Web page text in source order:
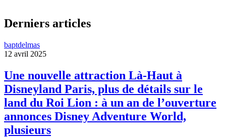
Derniers articles
baptdelmas
12 avril 2025
Une nouvelle attraction Là-Haut à
Disneyland Paris, plus de détails sur le
land du Roi Lion : à un an de l’ouverture
annonces Disney Adventure World,
plusieurs